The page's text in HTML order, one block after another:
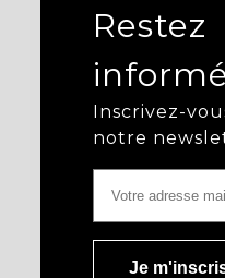
Restez
Inscrivez-
notre